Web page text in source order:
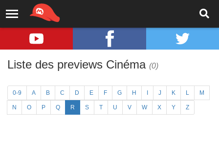
Liste des previews Cinéma (0)
0-9 A B C D E F G H J K L M
N O P Q R S T U V W X Y Z